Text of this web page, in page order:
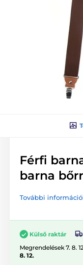
Férfi
barna
További
Külső raktár
Megrendelések 7. 8.
8. 12.